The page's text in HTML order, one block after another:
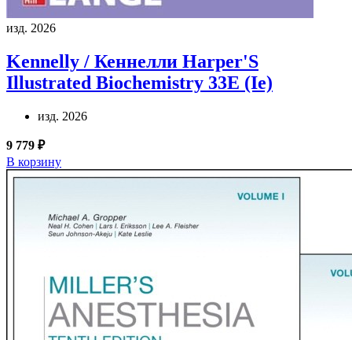
изд. 2026
Kennelly / Кеннелли Harper'S
Illustrated Biochemistry 33E (Ie)
изд. 2026
9 779 ₽
В корзину